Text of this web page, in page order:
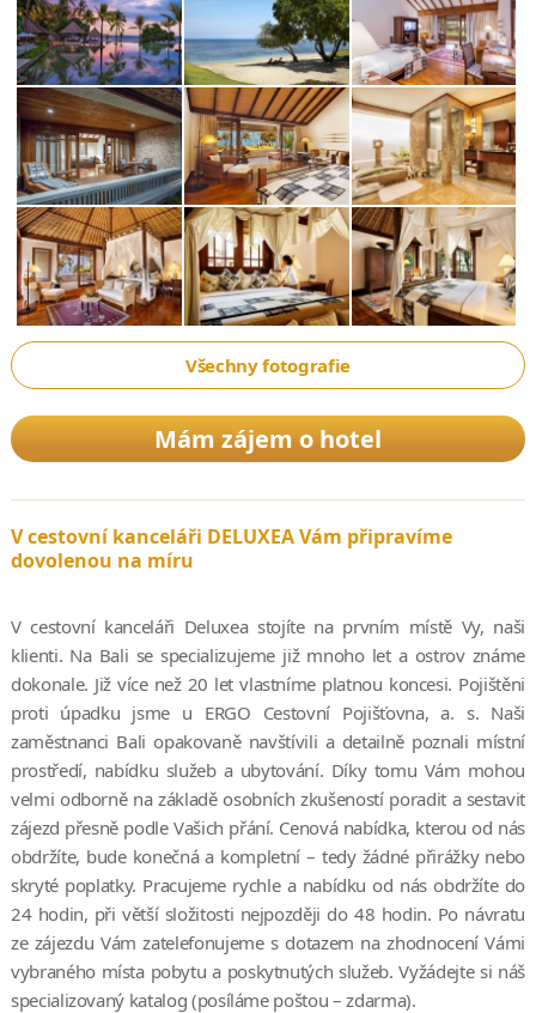
Všechny fotografie
Mám zájem o hotel
V cestovní kanceláři DELUXEA Vám připravíme
dovolenou na míru
V cestovní kanceláři Deluxea stojíte na prvním místě Vy, naši
klienti. Na Bali se specializujeme již mnoho let a ostrov známe
dokonale. Již více než 20 let vlastníme platnou koncesi. Pojištěni
proti úpadku jsme u ERGO Cestovní Pojišťovna, a. s. Naši
zaměstnanci Bali opakovaně navštívili a detailně poznali místní
prostředí, nabídku služeb a ubytování. Díky tomu Vám mohou
velmi odborně na základě osobních zkušeností poradit a sestavit
zájezd přesně podle Vašich přání. Cenová nabídka, kterou od nás
obdržíte, bude konečná a kompletní – tedy žádné přirážky nebo
skryté poplatky. Pracujeme rychle a nabídku od nás obdržíte do
24 hodin, při větší složitosti nejpozději do 48 hodin. Po návratu
ze zájezdu Vám zatelefonujeme s dotazem na zhodnocení Vámi
vybraného místa pobytu a poskytnutých služeb. Vyžádejte si náš
specializovaný katalog (posíláme poštou – zdarma).